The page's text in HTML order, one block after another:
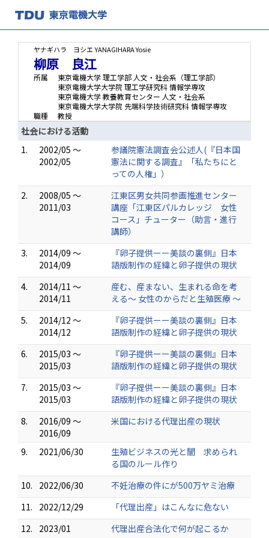
ヤナギハラ ヨシエ YANAGIHARA Yosie
柳原 良江
所属
東京電機大学 理工学部 人文・社会系（理工学部）
東京電機大学大学院 理工学研究科 情報学専攻
東京電機大学 教養教育センター 人文・社会系
東京電機大学大学院 先端科学技術研究科 情報学専攻
職種
教授
社会における活動
1.
2002/05 ～
2002/05
参議院憲法調査会公述人(『日本国
憲法に関する調査』「私たちにと
っての人権」）
2.
2008/05 ～
2011/03
江東区男女共同参画推進センター
講座「江東区パルカレッジ 女性
コース」チューター（助言・進行
講師）
3.
2014/09 ～
2014/09
『卵子提供ーー美談の裏側』日本
語版制作の経緯と卵子提供の現状
4.
2014/11 ～
2014/11
産む、産まない、生まれる命を考
える～ 女性のからだと生殖医療 ～
5.
2014/12 ～
2014/12
『卵子提供ーー美談の裏側』日本
語版制作の経緯と卵子提供の現状
6.
2015/03 ～
2015/03
『卵子提供ーー美談の裏側』日本
語版制作の経緯と卵子提供の現状
7.
2015/03 ～
2015/03
『卵子提供ーー美談の裏側』日本
語版制作の経緯と卵子提供の現状
8.
2016/09 ～
2016/09
米国における代理出産の現状
9. 2021/06/30
生殖ビジネスの光と闇 求められ
る国のルール作り
10.
2022/06/30
不妊治療の件にが500万ヤミ治療
11.
2022/12/29
「代理出産」はこんなに危ない
12.
2023/01 代理出産合法化で何が起こるか